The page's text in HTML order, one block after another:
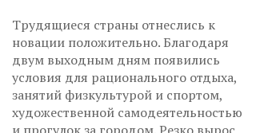
Трудящиеся страны отнеслись к
новации положительно. Благодаря
двум выходным дням появились
условия для рационального отдыха,
занятий физкультурой и спортом,
художественной самодеятельностью